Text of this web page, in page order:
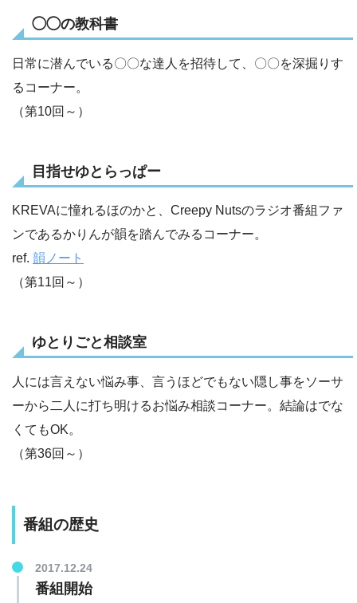
◯◯の教科書
日常に潜んでいる〇〇な達人を招待して、〇〇を深掘りす
るコーナー。
（第10回～）
目指せゆとらっぱー
KREVAに憧れるほのかと、Creepy Nutsのラジオ番組ファ
ンであるかりんが韻を踏んでみるコーナー。
ref. 韻ノート
（第11回～）
ゆとりごと相談室
人には言えない悩み事、言うほどでもない隠し事をソーサ
ーから二人に打ち明けるお悩み相談コーナー。結論はでな
くてもOK。
（第36回～）
番組の歴史
2017.12.24
番組開始